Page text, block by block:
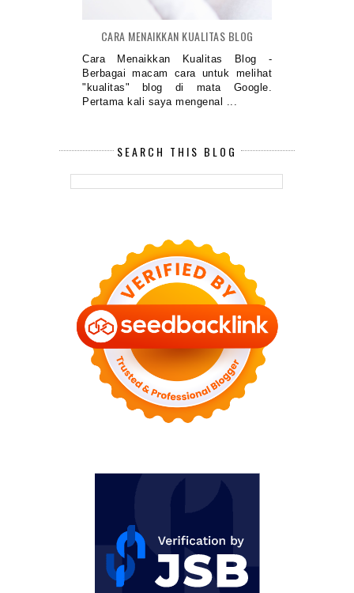
CARA MENAIKKAN KUALITAS BLOG
Cara Menaikkan Kualitas Blog -
Berbagai macam cara untuk melihat
"kualitas" blog di mata Google.
Pertama kali saya mengenal ...
SEARCH THIS BLOG